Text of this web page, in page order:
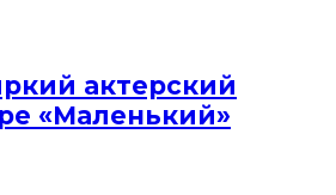
актерский
«Маленький»